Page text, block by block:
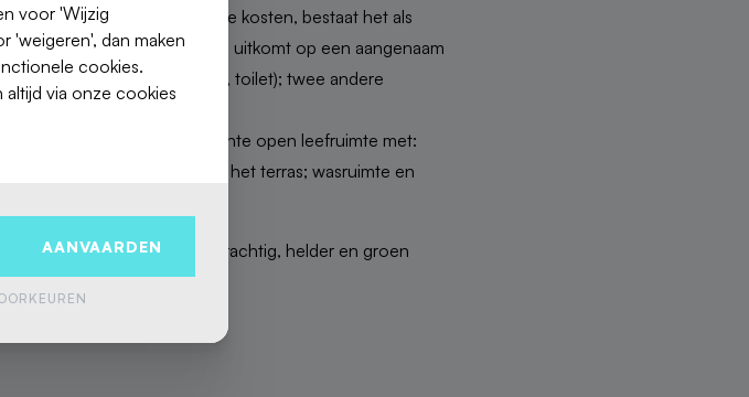
zonder gemeenschappelijke kosten, bestaat het als
woonkamer van 26 m² die uitkomt op een aangenaam
(bad, dubbele wastafel, toilet); twee andere
van de duplex; een zeer lichte open leefruimte met:
woonkamer die uitkomt op het terras; wasruimte en
lichte leefruimte en een prachtig, helder en groen
voor 'Wijzig
'weigeren', dan maken
cookies.
altijd via onze cookies
AANVAARDEN